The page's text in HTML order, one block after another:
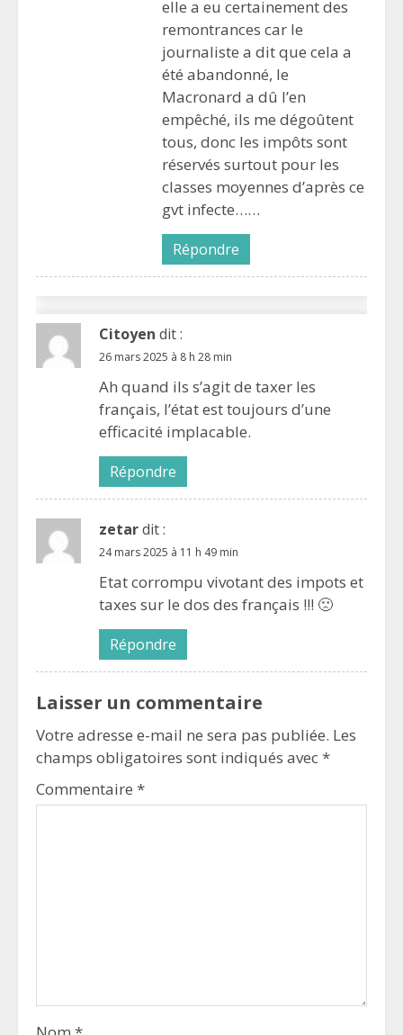
elle a eu certainement des
remontrances car le
journaliste a dit que cela a
été abandonné, le
Macronard a dû l’en
empêché, ils me dégoûtent
tous, donc les impôts sont
réservés surtout pour les
classes moyennes d’après ce
gvt infecte……
Répondre
Citoyen dit :
26 mars 2025 à 8 h 28 min
Ah quand ils s’agit de taxer les
français, l’état est toujours d’une
efficacité implacable.
Répondre
zetardit :
24 mars 2025 à 11 h 49 min
Etat corrompu vivotant des impots et
taxes sur le dos des français !!! 🙁
Répondre
Laisser un commentaire
Votre adresse e-mail ne sera pas publiée. Les
champs obligatoires sont indiqués avec*
Commentaire *